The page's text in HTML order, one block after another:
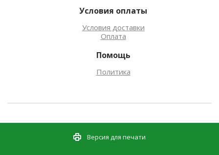
Условия оплаты
Условия доставки
Оплата
Помощь
Политика
Версия для печати